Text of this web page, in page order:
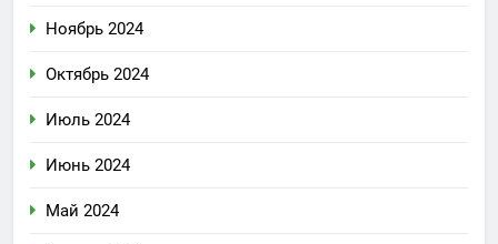
Ноябрь 2024
Октябрь 2024
Июль 2024
Июнь 2024
Май 2024